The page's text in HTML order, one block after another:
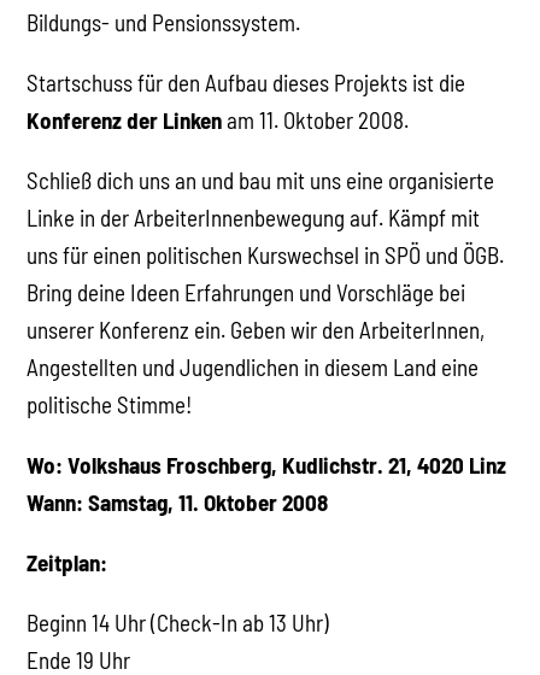
Bildungs- und Pensionssystem.
Startschuss für den Aufbau dieses Projekts ist die
Konferenz der Linkenam 11. Oktober 2008.
Schließ dich uns an und bau mit uns eine organisierte
Linke in der ArbeiterInnenbewegung auf. Kämpf mit
uns für einen politischen Kurswechsel in SPÖ und ÖGB.
Bring deine Ideen Erfahrungen und Vorschläge bei
unserer Konferenz ein. Geben wir den ArbeiterInnen,
Angestellten und Jugendlichen in diesem Land eine
politische Stimme!
Wo: Volkshaus Froschberg, Kudlichstr. 21, 4020 Linz
Wann: Samstag, 11. Oktober 2008
Zeitplan:
Beginn 14 Uhr (Check-In ab 13 Uhr)
Ende 19 Uhr